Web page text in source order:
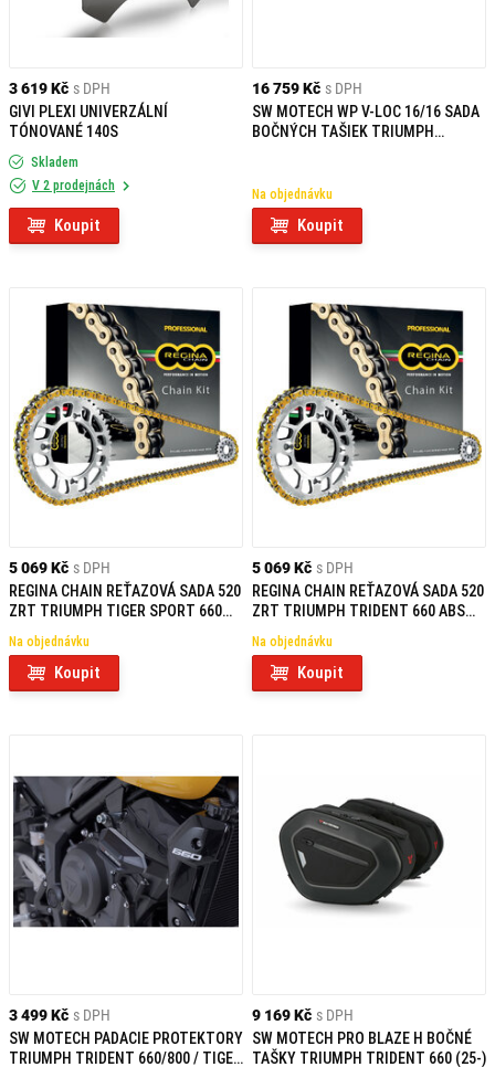
3 619 Kč s DPH
GIVI PLEXI UNIVERZÁLNÍ
TÓNOVANÉ 140S
Skladem
V 2 prodejnách
Koupit
16 759 Kč s DPH
SW MOTECH WP V-LOC 16/16 SADA
BOČNÝCH TAŠIEK TRIUMPH
Na objednávku
Koupit
5 069 Kč s DPH
REGINA CHAIN REŤAZOVÁ SADA 520
ZRT TRIUMPH TIGER SPORT 660
Na objednávku
Koupit
5 069 Kč s DPH
REGINA CHAIN REŤAZOVÁ SADA 520
ZRT TRIUMPH TRIDENT 660 ABS
Na objednávku
Koupit
3 499 Kč s DPH
SW MOTECH PADACIE PROTEKTORY
TRIUMPH TRIDENT 660/800 / TIGER
9 169 Kč s DPH
SW MOTECH PRO BLAZE H BOČNÉ
TAŠKY TRIUMPH TRIDENT 660 (25-)